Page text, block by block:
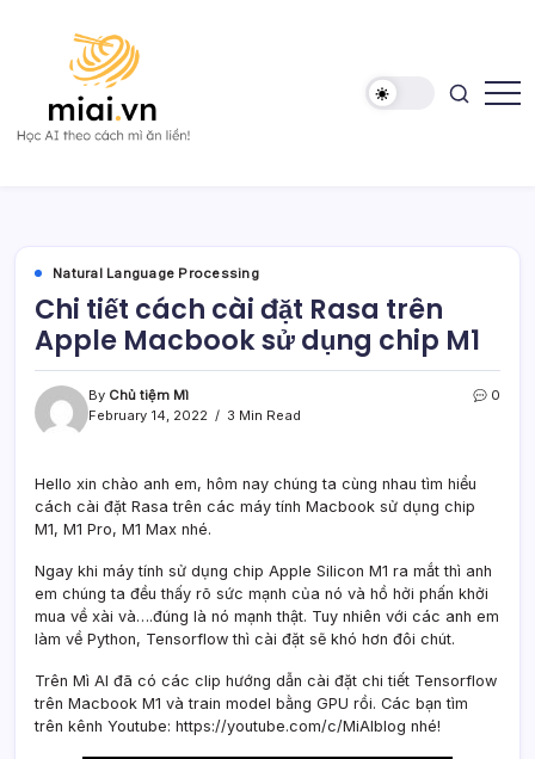
liền!
Natural Language Processing
Chi tiết cách cài đặt Rasa trên
Apple Macbook sử dụng chip M1
By Chủ tiệm Mì
February 14, 2022
3 Min Read
0
Hello xin chào anh em, hôm nay chúng ta cùng nhau tìm hiểu
cách cài đặt Rasa trên các máy tính Macbook sử dụng chip
M1, M1 Pro, M1 Max nhé.
Ngay khi máy tính sử dụng chip Apple Silicon M1 ra mắt thì anh
em chúng ta đều thấy rõ sức mạnh của nó và hồ hởi phấn khởi
mua về xài và….đúng là nó mạnh thật. Tuy nhiên với các anh em
làm về Python, Tensorflow thì cài đặt sẽ khó hơn đôi chút.
Trên Mì AI đã có các clip hướng dẫn cài đặt chi tiết Tensorflow
trên Macbook M1 và train model bằng GPU rồi. Các bạn tìm
trên kênh Youtube: https://youtube.com/c/MiAIblog nhé!